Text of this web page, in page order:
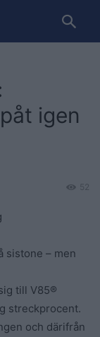
igen
52
sistone – men
till V85®
streckprocent.
och därifrån